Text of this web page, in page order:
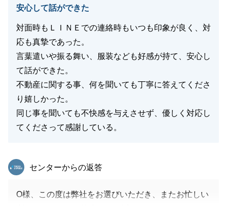
安心して話ができた
対面時もＬＩＮＥでの連絡時もいつも印象が良く、対
応も真摯であった。
言葉遣いや振る舞い、服装なども好感が持て、安心し
て話ができた。
不動産に関する事、何を聞いても丁寧に答えてくださ
り嬉しかった。
同じ事を聞いても不快感を与えさせず、優しく対応し
てくださって感謝している。
東急リバブル
センターからの返答
O様、この度は弊社をお選びいただき、またお忙しい